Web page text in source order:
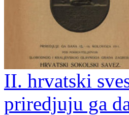
II. hrvatski
priredjuju ga